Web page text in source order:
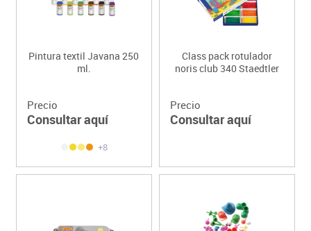
Pintura textil Javana 250
ml.
Precio
Consultar aquí
+8
Class pack rotulador
noris club 340 Staedtler
Precio
Consultar aquí